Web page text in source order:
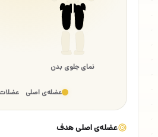
نمای جلوی بدن
عضله‌ی اصلی
عضله‌ی اصلی هدف